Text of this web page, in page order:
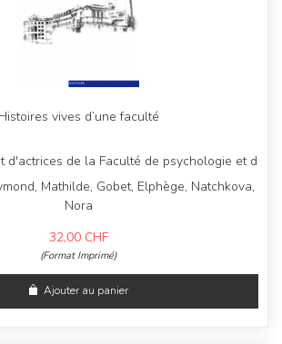
Histoires vives d’une faculté
d'actrices de la Faculté de psychologie et d
Mathilde, Gobet, Elphège, Natchkova,
Nora
32,00 CHF
(Format Imprimé)
Ajouter au panier